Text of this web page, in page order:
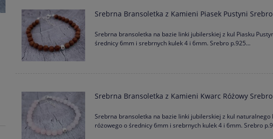
Bransoletka na Sznurku SERCE Kolor Złoty
Stal Szlachetna GRAWER GRATIS 26
Kolorów
35,00 zł
Bransoletka z Naturalnego
Turmalinu z Serduszkiem | Grawer
Srebrna Bransoletka z Kamieni Piasek Pustyni
Srebrna bransoletka na bazie linki jubilerskiej z kul Piasku
średnicy 6mm i srebrnych kulek 4 i 6mm. Srebro p.925...
Srebrna Bransoletka z Kamieni Kwarc Różowy
Srebrna bransoletka na bazie linki jubilerskiej z kul naturalnego
różowego o średnicy 6mm i srebrnych kulek 4 i 6mm. Srebro